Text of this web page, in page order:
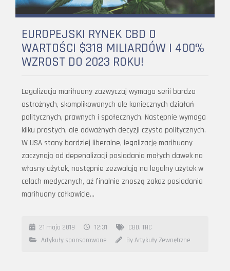
EUROPEJSKI RYNEK CBD O
WARTOŚCI $318 MILIARDÓW I 400%
WZROST DO 2023 ROKU!
Legalizacja marihuany zazwyczaj wymaga serii bardzo
ostrożnych, skomplikowanych ale koniecznych działań
politycznych, prawnych i społecznych. Następnie wymaga
kilku prostych, ale odważnych decyzji czysto politycznych.
W USA stany bardziej liberalne, legalizację marihuany
zaczynają od depenalizacji posiadania małych dawek na
własny użytek, następnie zezwalają na legalny użytek w
celach medycznych, aż finalnie znoszą zakaz posiadania
marihuany całkowicie…
21 maja 2019 12:31 CBD, THC
Artykuły sponsorowane
By Artykuły Zewnętrzne